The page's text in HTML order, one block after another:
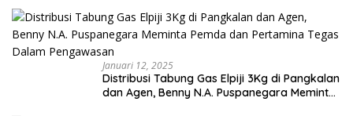
Januari 12, 2025
Distribusi Tabung Gas Elpiji 3Kg di Pangkalan
dan Agen, Benny N.A. Puspanegara Meminta